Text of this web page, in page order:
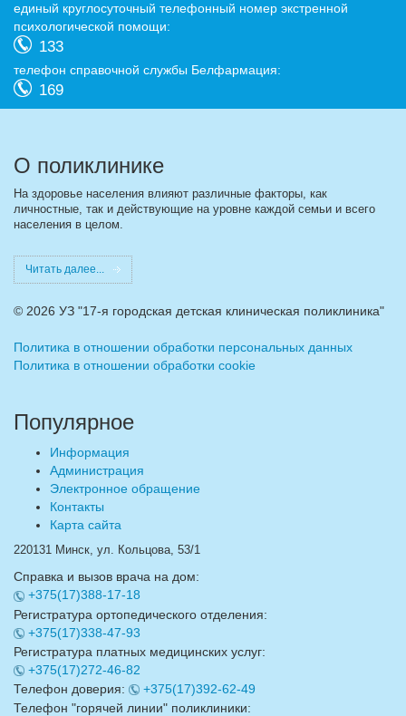
eдиный круглосуточный телефонный номер экстренной
психологической помощи:
133
телефон справочной службы Белфармация:
169
О поликлинике
На здоровье населения влияют различные факторы, как
личностные, так и действующие на уровне каждой семьи и всего
населения в целом.
Читать далее...
© 2026 УЗ "17-я городская детская клиническая поликлиника"
Политика в отношении обработки персональных данных
Политика в отношении обработки cookie
Популярное
Информация
Администрация
Электронное обращение
Контакты
Карта сайта
220131 Минск, ул. Кольцова, 53/1
Справка и вызов врача на дом:
+375(17)388-17-18
Регистратура ортопедического отделения:
+375(17)338-47-93
Регистратура платных медицинских услуг:
+375(17)272-46-82
Телефон доверия:
+375(17)392-62-49
Телефон "горячей линии" поликлиники: